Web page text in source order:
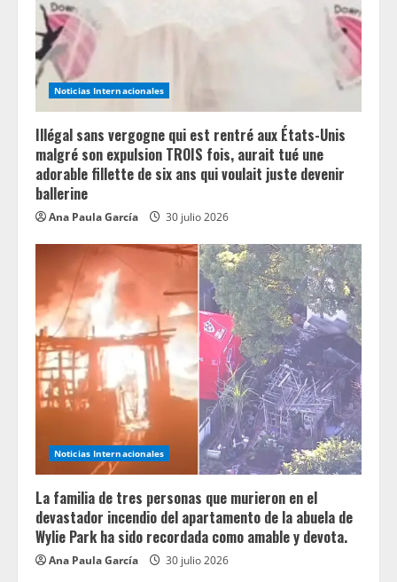
d
i
n
g
Noticias Internacionales
Illégal sans vergogne qui est rentré aux États-Unis
malgré son expulsion TROIS fois, aurait tué une
adorable fillette de six ans qui voulait juste devenir
ballerine
Ana Paula García 30 julio 2026
Noticias Internacionales
La familia de tres personas que murieron en el
devastador incendio del apartamento de la abuela de
Wylie Park ha sido recordada como amable y devota.
Ana Paula García 30 julio 2026